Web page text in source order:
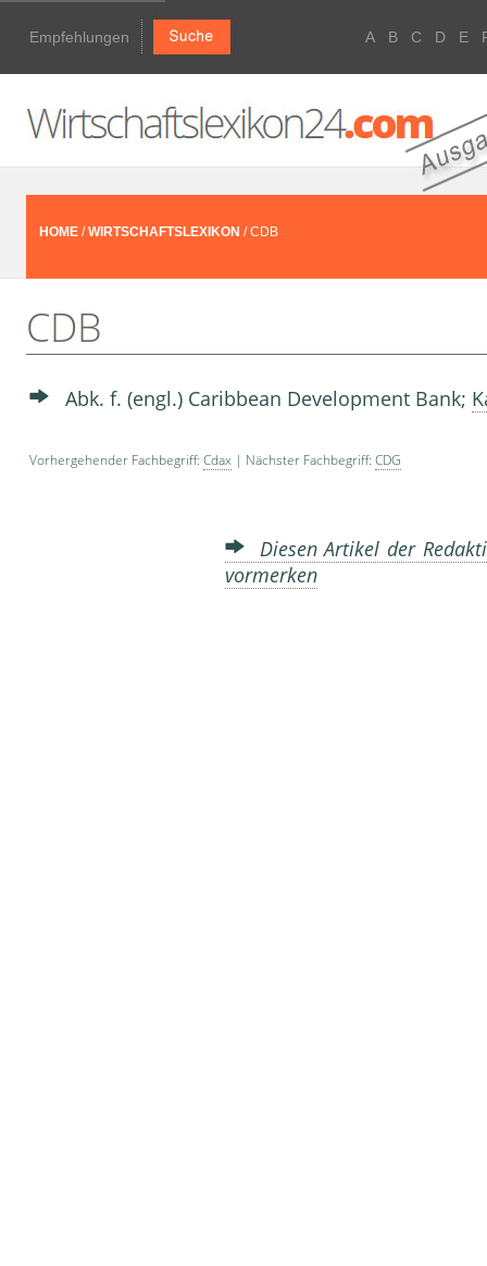
Empfehlungen A B C D E
HOME /WIRTSCHAFTSLEXIKON / CDB
CDB
Abk. f. (engl.) Caribbean Development Bank;
Vorhergehender Fachbegriff: Cdax | Nächster Fachbegriff: CDG
Diesen Artikel der
vormerken